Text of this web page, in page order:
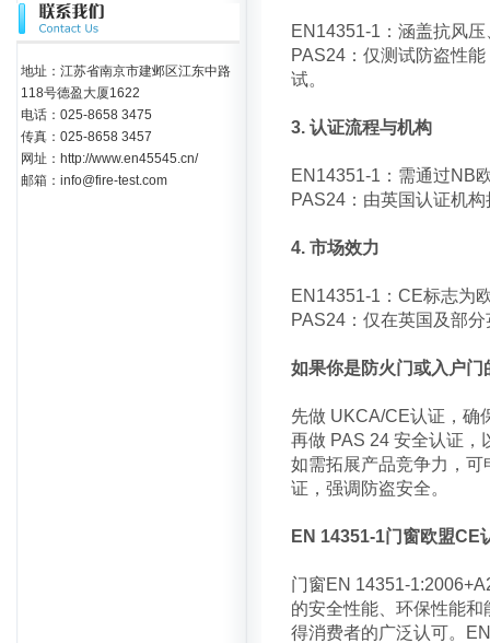
地址：江苏省南京市建邺区江东中路
118号德盈大厦1622
电话：025-8658 3475
传真：025-8658 3457
网址：http://www.en45545.cn/
邮箱：info@fire-test.com
EN14351-1：涵盖抗风
PAS24：仅测试防盗性
试。
3. 认证流程与机构
EN14351-1：需通过NB
PAS24：由英国认证机
4. 市场效力
EN14351-1：CE标志为
PAS24：仅在英国及部
如果你是防火门或入户
先做 UKCA/CE认证，确
再做 PAS 24 安全认证，
如需拓展产品竞争力，
证，强调防盗安全。
EN 14351-1门窗欧盟CE
门窗EN 14351-
的安全性能、环保性能
得消费者的广泛认可。